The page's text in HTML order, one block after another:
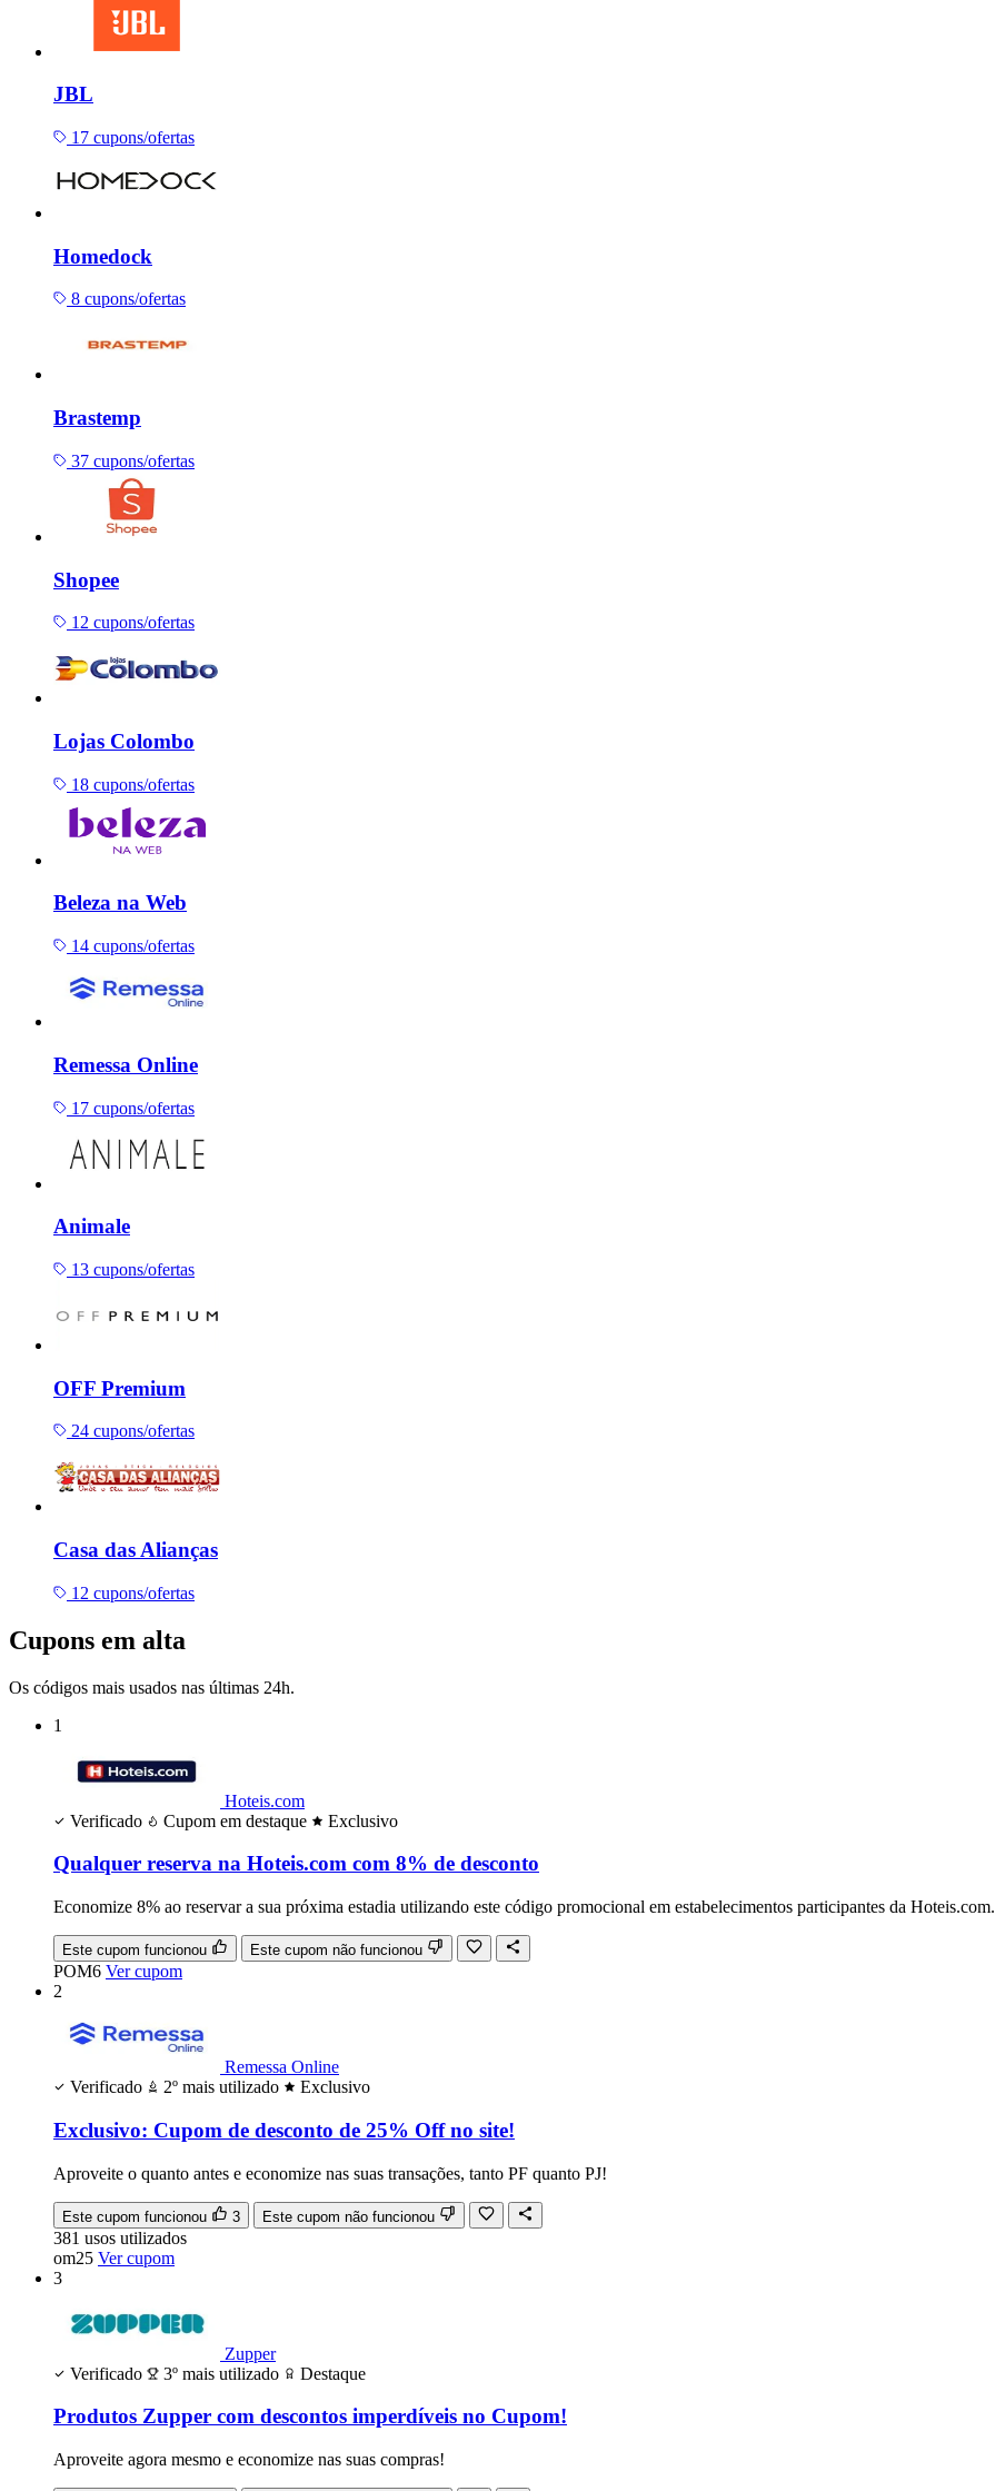
JBL
17 cupons/ofertas
Homedock
8 cupons/ofertas
Brastemp
37 cupons/ofertas
Shopee
12 cupons/ofertas
Lojas Colombo
18 cupons/ofertas
Beleza na Web
14 cupons/ofertas
Remessa Online
17 cupons/ofertas
Animale
13 cupons/ofertas
OFF Premium
24 cupons/ofertas
Casa das Alianças
12 cupons/ofertas
Cupons em alta
Os códigos mais usados nas últimas 24h.
1
Hoteis.com
Verificado
Cupom em destaque Exclusivo
Qualquer reserva na Hoteis.com com 8% de desconto
Economize 8% ao reservar a sua próxima estadia utilizando este código promocional em estabelecimentos participantes da Hoteis.com.
Este cupom funcionou Este cupom não funcionou
POM6 Ver cupom
2
Remessa Online
Verificado
2º mais utilizado Exclusivo
Exclusivo: Cupom de desconto de 25% Off no site!
Aproveite o quanto antes e economize nas suas transações, tanto PF quanto PJ!
Este cupom funcionou 3 Este cupom não funcionou
381 usos utilizados
om25 Ver cupom
3
Zupper
Verificado
3º mais utilizado Destaque
Produtos Zupper com descontos imperdíveis no Cupom!
Aproveite agora mesmo e economize nas suas compras!